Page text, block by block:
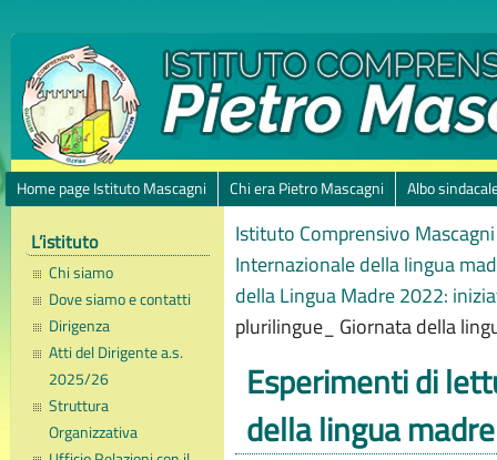
Home page Istituto Mascagni Chi era Pietro Mascagni Albo
L’istituto
Chi siamo
Dove siamo e contatti
Dirigenza
Atti del Dirigente a.s.
2025/26
Struttura
Organizzativa
Istituto Comprensivo
Internazionale della lingua
della Lingua Madre 2022:
plurilingue_ Giornata della
Esperimenti di
della lingua